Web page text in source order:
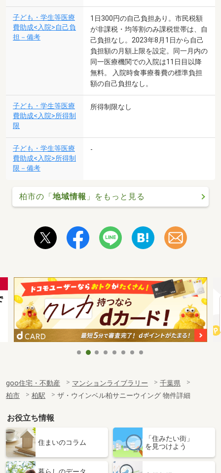
子ども・学生等医療
費助成<入院>自己負
担－備考
1日300円の自己負担あり。市民税額
が非課税・均等割のみ課税世帯は、自
己負担なし。2023年8月1日から自己
負担額の月額上限を設定。同一月内の
同一医療機関での入院は11日目以降
無料。 入院時食事療養費の標準負担
額の自己負担なし。
子ども・学生等医療
費助成<入院>所得制
限
所得制限なし
子ども・学生等医療
費助成<入院>所得制
限－備考
-
柏市の「地域情報 」をもっと見る
goo住宅・不動産 マンションライブラリー
千葉県
柏市
柏駅 ザ・ウインベル柏サニーウイング 物件詳細
お役立ち情報
住まいのコラム
「住みたい街」
を見つけよう